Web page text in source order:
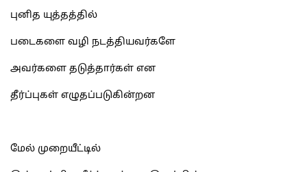
புனித யுத்தத்தில்
படைகளை வழி நடத்தியவர்களே
அவர்களை தடுத்தார்கள் என
தீர்ப்புகள் எழுதப்படுகின்றன
மேல் முறையீட்டில்